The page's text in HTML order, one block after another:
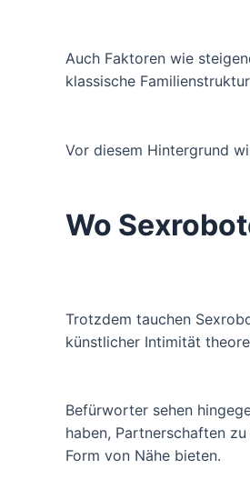
Auch Faktoren wie
klassische
Vor diesem Hintergrund
Wo
Trotzdem tauchen
künstlicher Intimität
Befürworter sehen
haben, Partnerschaften
Form von Nähe bieten.